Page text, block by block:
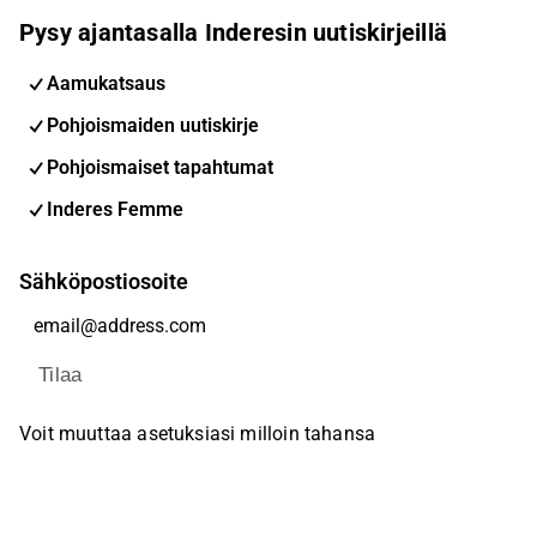
Pysy ajantasalla Inderesin uutiskirjeillä
Aamukatsaus
Pohjoismaiden uutiskirje
Pohjoismaiset tapahtumat
Inderes Femme
Sähköpostiosoite
Tilaa
Voit muuttaa asetuksiasi milloin tahansa